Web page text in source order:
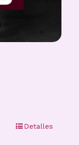
Detalles